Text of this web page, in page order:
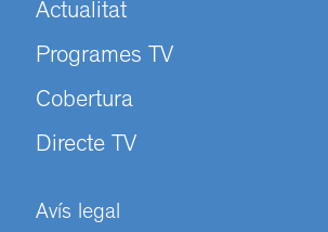
Actualitat
Programes TV
Cobertura
Directe TV
Avís legal